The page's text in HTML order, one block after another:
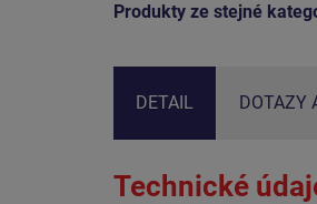
Produkty ze stejné
DETAIL DOTAZY
Technické